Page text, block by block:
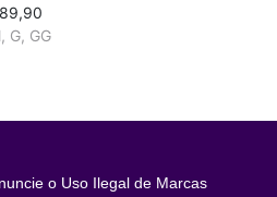
G, GG
o Uso Ilegal de Marcas